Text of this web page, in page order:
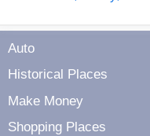
Auto
Historical Places
Make Money
Shopping Places